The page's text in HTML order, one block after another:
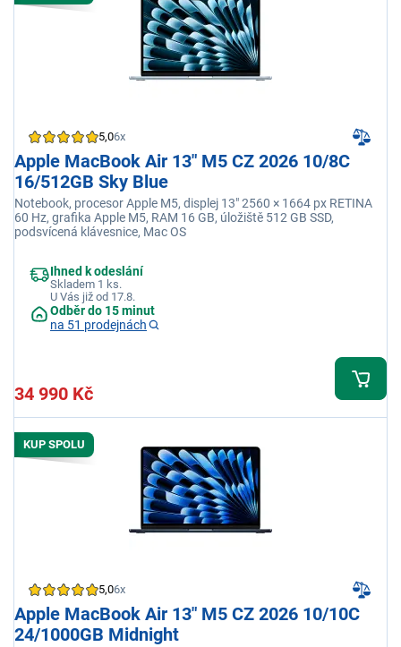
5,06x
Apple MacBook Air 13" M5 CZ 2026 10/8C
16/512GB Sky Blue
Notebook, procesor Apple M5, displej 13" 2560 × 1664 px RETINA
60 Hz, grafika Apple M5, RAM 16 GB, úložiště 512 GB SSD,
podsvícená klávesnice, Mac OS
Ihned k odeslání
Skladem 1 ks.
U Vás již od 17.8.
Odběr do 15 minut
na 51 prodejnách
34 990 Kč
KUP SPOLU
5,06x
Apple MacBook Air 13" M5 CZ 2026 10/10C
24/1000GB Midnight